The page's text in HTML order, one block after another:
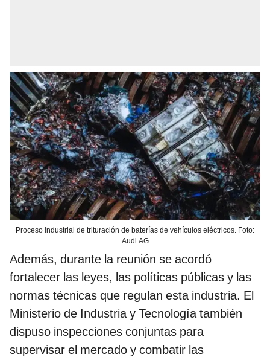
Proceso industrial de trituración de baterías de vehículos eléctricos. Foto:
Audi AG
Además, durante la reunión se acordó
fortalecer las leyes, las políticas públicas y las
normas técnicas que regulan esta industria. El
Ministerio de Industria y Tecnología también
dispuso inspecciones conjuntas para
supervisar el mercado y combatir las